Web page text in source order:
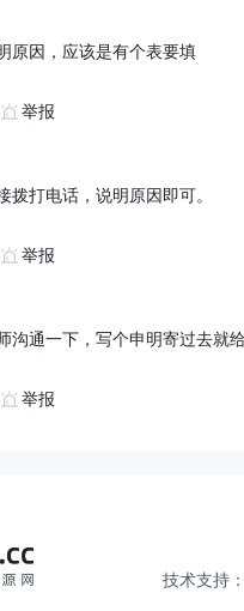
原因，应该是有个表要填
举报
拨打电话，说明原因即可。
举报
沟通一下，写个申明寄过去就
举报
技术支持